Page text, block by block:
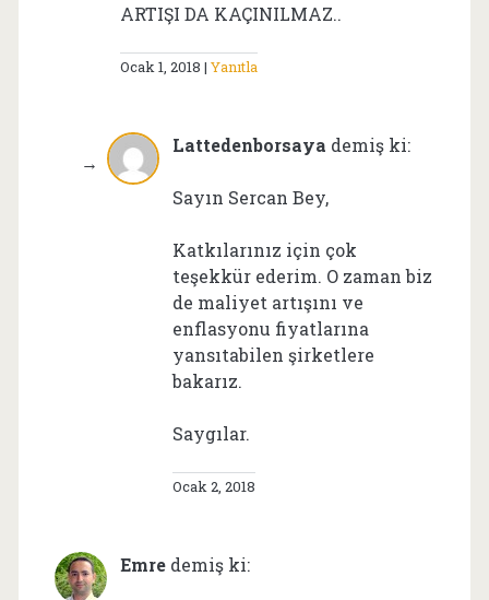
ARTIŞI DA KAÇINILMAZ..
Ocak 1, 2018 Yanıtla
Lattedenborsaya demiş ki:
Sayın Sercan Bey,
Katkılarınız için çok
teşekkür ederim. O zaman biz
de maliyet artışını ve
enflasyonu fiyatlarına
yansıtabilen şirketlere
bakarız.
Saygılar.
Ocak 2, 2018
Emre demiş ki: